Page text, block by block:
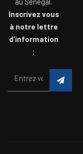
Inscrivez vous
à notre lettre
d’information
: